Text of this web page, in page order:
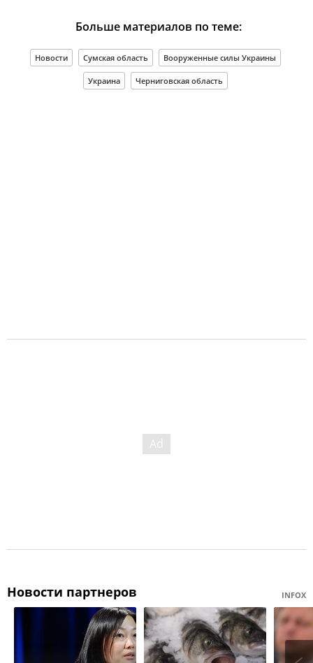
Больше материалов по теме:
Новости Сумская область Вооруженные силы Украины
Украина Черниговская область
Новости партнеров INFOX